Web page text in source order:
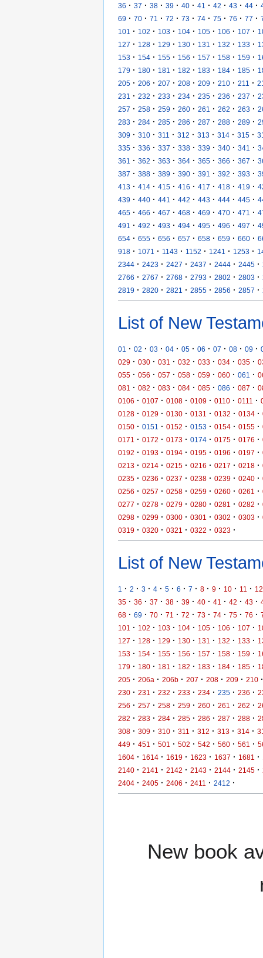
36 · 37 · 38 · 39 · 40 · 41 · 42 · 43 · 44 ·
69 · 70 · 71 · 72 · 73 · 74 · 75 · 76 · 77 ·
101
· 102 · 103 · 104 · 105 · 106 · 107 ·
127 · 128 · 129 · 130 · 131 · 132 · 133 ·
153 · 154 · 155 · 156 · 157 · 158 · 159 ·
179 · 180 · 181 · 182 · 183 · 184 · 185 ·
205 · 206 · 207 · 208 · 209 · 210 · 211 ·
231
· 232 · 233 · 234 · 235 · 236 · 237 ·
257 · 258 · 259 · 260 · 261 · 262 · 263 ·
283 · 284 · 285 · 286 · 287 · 288 · 289 ·
309 · 310 · 311 · 312 · 313 · 314 · 315 ·
335 · 336 · 337 · 338 · 339 · 340 · 341 ·
361
· 362 · 363 · 364 · 365 · 366 · 367 ·
387 · 388 · 389 · 390 · 391 · 392 · 393 ·
413 · 414 · 415 · 416 · 417 · 418 · 419 ·
439 · 440 · 441 · 442 · 443 · 444 · 445 ·
465 · 466 · 467 · 468 · 469 · 470 · 471 ·
491
· 492 · 493 · 494 · 495 · 496 · 497 ·
654 · 655 · 656 · 657 · 658 · 659 · 660 ·
918 · 1071 · 1143 · 1152 · 1241 · 1253 ·
2344 · 2423 · 2427 · 2437 · 2444 · 2445 ·
2766 · 2767 · 2768 · 2793 · 2802 · 2803 ·
2819 · 2820 · 2821 · 2855 · 2856 · 2857 ·
List of New
01 · 02 · 03 · 04 · 05 · 06 · 07 · 08 · 09 ·
029 · 030 · 031 · 032 · 033 · 034 · 035 ·
055 · 056 · 057 · 058 · 059 · 060 · 061 ·
081
· 082 · 083 · 084 · 085 · 086 · 087 ·
0106 · 0107 · 0108 · 0109 · 0110 · 0111 ·
0128 · 0129 · 0130 · 0131 · 0132 · 0134 ·
0150 · 0151 · 0152 · 0153 · 0154 · 0155 ·
0171
· 0172 · 0173 · 0174 · 0175 · 0176 ·
0192 · 0193 · 0194 · 0195 · 0196 · 0197 ·
0213 · 0214 · 0215 · 0216 · 0217 · 0218 ·
0235 · 0236 · 0237 · 0238 · 0239 · 0240 ·
0256 · 0257 · 0258 · 0259 · 0260 · 0261 ·
0277 · 0278 · 0279 · 0280 · 0281 · 0282 ·
0298 · 0299 · 0300 · 0301 · 0302 · 0303 ·
0319 · 0320 · 0321 · 0322 · 0323 ·
List of New
1 · 2 · 3 · 4 · 5 · 6 · 7 · 8 · 9 · 10 · 11 · 12
35 · 36 · 37 · 38 · 39 · 40 · 41 · 42 · 43 ·
68 · 69 · 70 · 71 · 72 · 73 · 74 · 75 · 76 ·
101
· 102 · 103 · 104 · 105 · 106 · 107 ·
127 · 128 · 129 · 130 · 131 · 132 · 133 ·
153 · 154 · 155 · 156 · 157 · 158 · 159 ·
179 · 180 · 181 · 182 · 183 · 184 · 185 ·
205 · 206a · 206b · 207 · 208 · 209 · 210 ·
230 · 231 · 232 · 233 · 234 · 235 · 236 ·
256 · 257 · 258 · 259 · 260 · 261 · 262 ·
282 · 283 · 284 · 285 · 286 · 287 · 288 ·
308 · 309 · 310 · 311 · 312 · 313 · 314 ·
449 · 451 · 501 · 502 · 542 · 560 · 561 ·
1604 · 1614 · 1619 · 1623 · 1637 · 1681 ·
2140 · 2141 · 2142 · 2143 · 2144 · 2145 ·
2404 · 2405 · 2406 · 2411 · 2412 ·
New book